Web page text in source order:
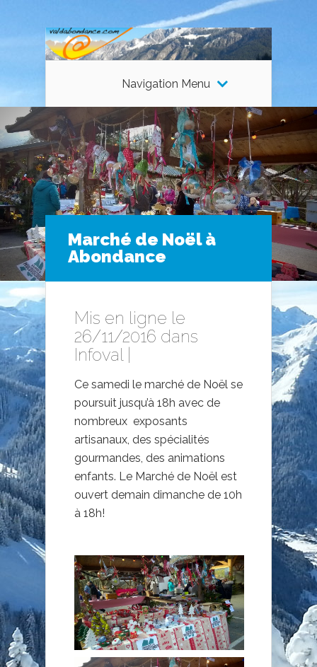
Navigation Menu
Marché de Noël à
Abondance
Mis en ligne le
26/11/2016 dans
Infoval
Ce samedi le marché de Noël se
poursuit jusqu’à 18h avec de
nombreux exposants
artisanaux, des spécialités
gourmandes, des animations
enfants. Le Marché de Noël est
ouvert demain dimanche de 10h
à 18h!